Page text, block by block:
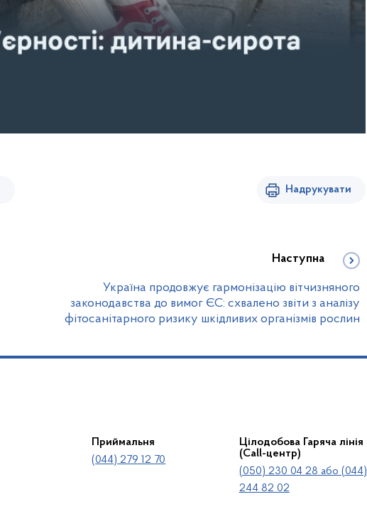
Надрукувати
Наступна
Україна продовжує гармонізацію вітчизняного
законодавства до вимог ЄС: схвалено звіти з аналізу
фітосанітарного ризику шкідливих організмів рослин
Приймальня
(044) 279 12 70
Цілодобова Гаряча лінія
(Call-центр)
(050) 230 04 28 або (044)
244 82 02